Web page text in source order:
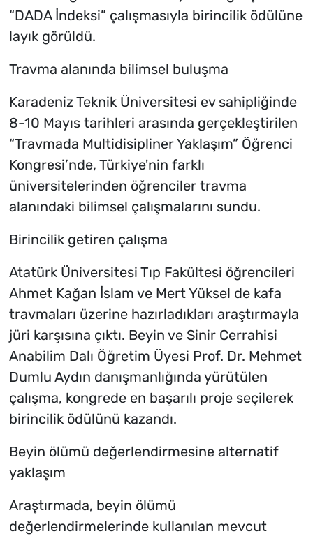
“DADA İndeksi” çalışmasıyla birincilik ödülüne
layık görüldü.
Travma alanında bilimsel buluşma
Karadeniz Teknik Üniversitesi ev sahipliğinde
8-10 Mayıs tarihleri arasında gerçekleştirilen
“Travmada Multidisipliner Yaklaşım” Öğrenci
Kongresi’nde, Türkiye'nin farklı
üniversitelerinden öğrenciler travma
alanındaki bilimsel çalışmalarını sundu.
Birincilik getiren çalışma
Atatürk Üniversitesi Tıp Fakültesi öğrencileri
Ahmet Kağan İslam ve Mert Yüksel de kafa
travmaları üzerine hazırladıkları araştırmayla
jüri karşısına çıktı. Beyin ve Sinir Cerrahisi
Anabilim Dalı Öğretim Üyesi Prof. Dr. Mehmet
Dumlu Aydın danışmanlığında yürütülen
çalışma, kongrede en başarılı proje seçilerek
birincilik ödülünü kazandı.
Beyin ölümü değerlendirmesine alternatif
yaklaşım
Araştırmada, beyin ölümü
değerlendirmelerinde kullanılan mevcut